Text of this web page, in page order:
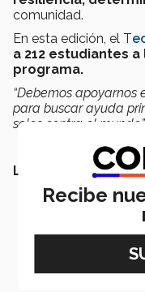
comunidad.
En esta edición, el T
a 212 estudiantes
programa.
“Debemos apoyarnos
para buscar ayuda
solos contra el mundo”
LEE MÁS:
Recibe